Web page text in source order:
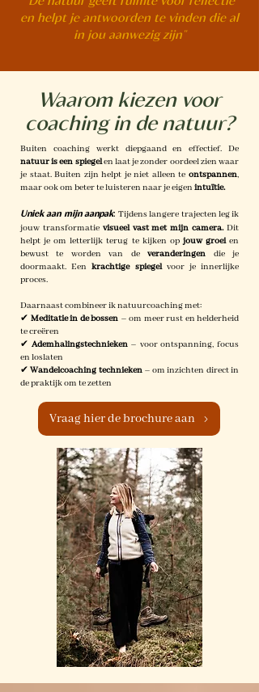
en helpt je antwoorden te vinden die al
in jou aanwezig zijn"
Waarom kiezen voor
coaching in de natuur?
Buiten coaching werkt diepgaand en effectief. De
natuur is een spiegelen laat je zonder oordeel zien waar
je staat. Buiten zijn helpt je niet alleen te ontspannen,
maar ook om beter te luisteren naar je eigen intuïtie.
Uniek aan mijn aanpak: Tijdens langere trajecten leg ik
jouw transformatievisueel vast met mijn camera.Dit
helpt je om letterlijk terug te kijken opjouw groeien
bewust te worden van deveranderingen die je
doormaakt. Eenkrachtige spiegelvoor je innerlijke
proces.
Daarnaast combineer ik natuurcoaching met:
✔ Meditatie in de bossen – om meer rust en helderheid
te creëren
✔ Ademhalingstechnieken – voor ontspanning, focus
en loslaten
✔Wandelcoaching technieken– om inzichten direct in
de praktijk om te zetten
Vraag hier de brochure aan